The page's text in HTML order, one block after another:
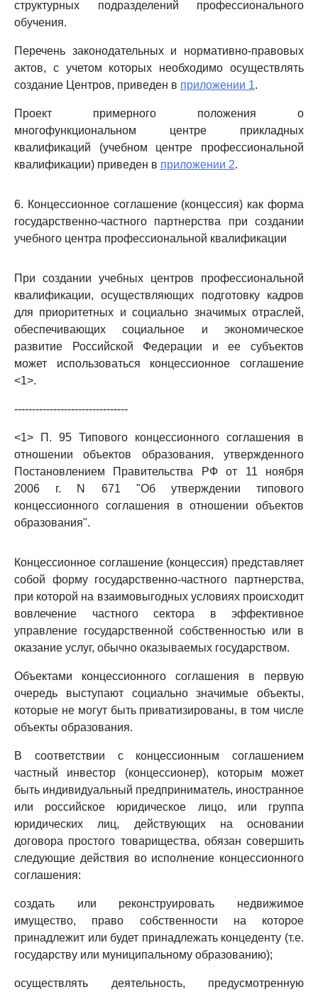
структурных подразделений профессионального
обучения.
Перечень законодательных и нормативно-правовых
актов, с учетом которых необходимо осуществлять
создание Центров, приведен в приложении 1.
Проект примерного положения о
многофункциональном центре прикладных
квалификаций (учебном центре профессиональной
квалификации) приведен в приложении 2.
6. Концессионное соглашение (концессия) как форма
государственно-частного партнерства при создании
учебного центра профессиональной квалификации
При создании учебных центров профессиональной
квалификации, осуществляющих подготовку кадров
для приоритетных и социально значимых отраслей,
обеспечивающих социальное и экономическое
развитие Российской Федерации и ее субъектов
может использоваться концессионное соглашение
<1>.
--------------------------------
<1> П. 95 Типового концессионного соглашения в
отношении объектов образования, утвержденного
Постановлением Правительства РФ от 11 ноября
2006 г. N 671 "Об утверждении типового
концессионного соглашения в отношении объектов
образования".
Концессионное соглашение (концессия) представляет
собой форму государственно-частного партнерства,
при которой на взаимовыгодных условиях происходит
вовлечение частного сектора в эффективное
управление государственной собственностью или в
оказание услуг, обычно оказываемых государством.
Объектами концессионного соглашения в первую
очередь выступают социально значимые объекты,
которые не могут быть приватизированы, в том числе
объекты образования.
В соответствии с концессионным соглашением
частный инвестор (концессионер), которым может
быть индивидуальный предприниматель, иностранное
или российское юридическое лицо, или группа
юридических лиц, действующих на основании
договора простого товарищества, обязан совершить
следующие действия во исполнение концессионного
соглашения:
создать или реконструировать недвижимое
имущество, право собственности на которое
принадлежит или будет принадлежать концеденту (т.е.
государству или муниципальному образованию);
осуществлять деятельность, предусмотренную